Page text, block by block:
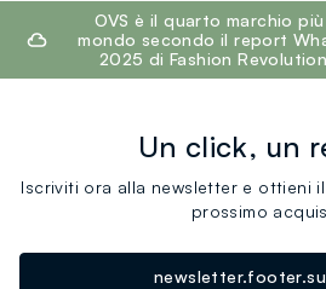
footer.ariatitleOVS è il quarto marchio
mondo secondo il report
2025 di Fashion
Un click, un
Iscriviti ora alla newsletter e ottieni il
prossimo